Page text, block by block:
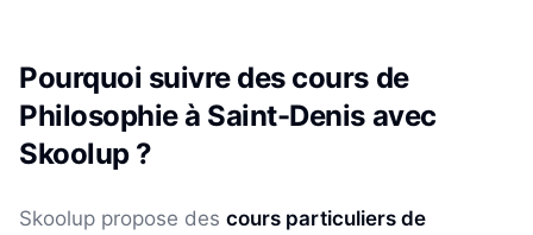
Pourquoi suivre des cours de
Philosophieà Saint-Denis avec
Skoolup ?
Skoolup propose des cours particuliers de